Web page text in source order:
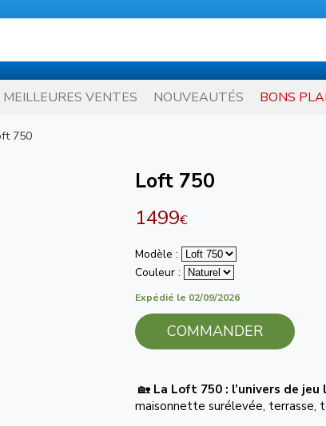
MEILLEURES VENTES NOUVEAUTÉS BONS
750
Loft 750
1499€
Modèle :
Couleur :
Expédié le 02/09/2026
COMMANDER
🏡 La Loft 750 : l’univers de
maisonnette surélevée, terrasse,